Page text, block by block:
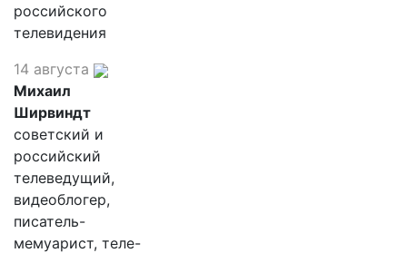
российского
телевидения
14 августа
Михаил
Ширвиндт
советский и
российский
телеведущий,
видеоблогер,
писатель-
мемуарист, теле-